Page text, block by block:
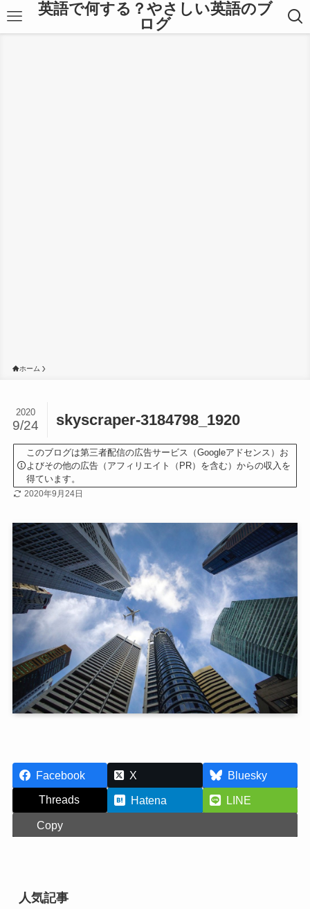
英語で何する？やさしい英語のブ
ログ
ホーム
skyscraper-3184798_1920
2020
9/24
このブログは第三者配信の広告サービス（Googleアドセンス）お
よびその他の広告（アフィリエイト（PR）を含む）からの収入を
得ています。
2020年9月24日
Facebook X
Bluesky
Threads
Hatena
LINE
Copy
人気記事